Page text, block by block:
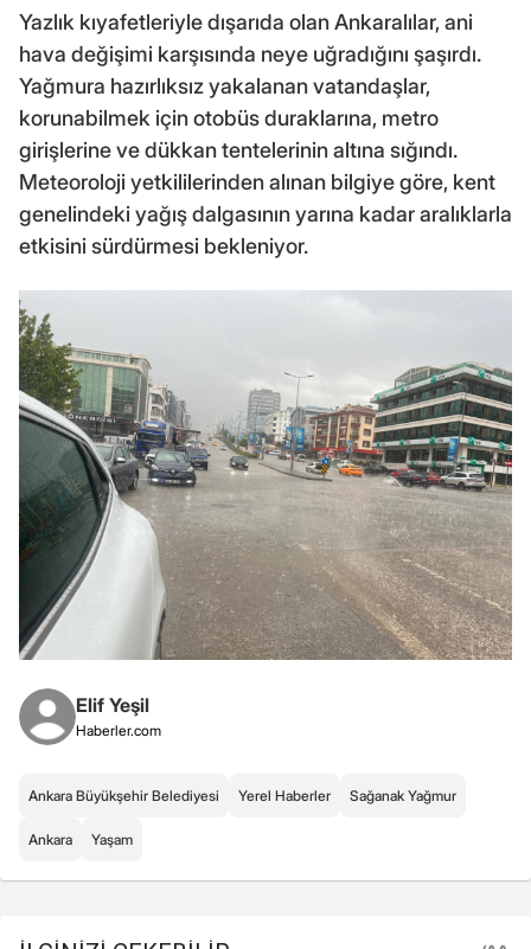
Yazlık kıyafetleriyle dışarıda olan Ankaralılar, ani
hava değişimi karşısında neye uğradığını şaşırdı.
Yağmura hazırlıksız yakalanan vatandaşlar,
korunabilmek için otobüs duraklarına, metro
girişlerine ve dükkan tentelerinin altına sığındı.
Meteoroloji yetkililerinden alınan bilgiye göre, kent
genelindeki yağış dalgasının yarına kadar aralıklarla
etkisini sürdürmesi bekleniyor.
Elif Yeşil
Haberler.com
Ankara Büyükşehir Belediyesi Yerel Haberler Sağanak Yağmur
Ankara Yaşam